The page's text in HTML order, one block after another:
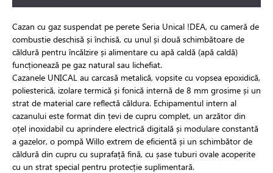
Cazan cu gaz suspendat pe perete Seria Unical !DEA, cu cameră de
combustie deschisă și închisă, cu unul și două schimbătoare de
căldură pentru încălzire și alimentare cu apă caldă (apă caldă)
funcționează pe gaz natural sau lichefiat.
Cazanele UNICAL au carcasă metalică, vopsite cu vopsea epoxidică,
poliesterică, izolare termică și fonică internă de 8 mm grosime și un
strat de material care reflectă căldura. Echipamentul intern al
cazanului este format din țevi de cupru complet, un arzător din
oțel inoxidabil cu aprindere electrică digitală și modulare constantă
a gazelor, o pompă Willo extrem de eficientă și un schimbător de
căldură din cupru cu suprafață fină, cu șase tuburi ovale acoperite
cu un strat special pentru protecție suplimentară.